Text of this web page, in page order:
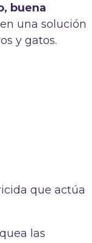
buena
una solución
y gatos.
que actúa
las